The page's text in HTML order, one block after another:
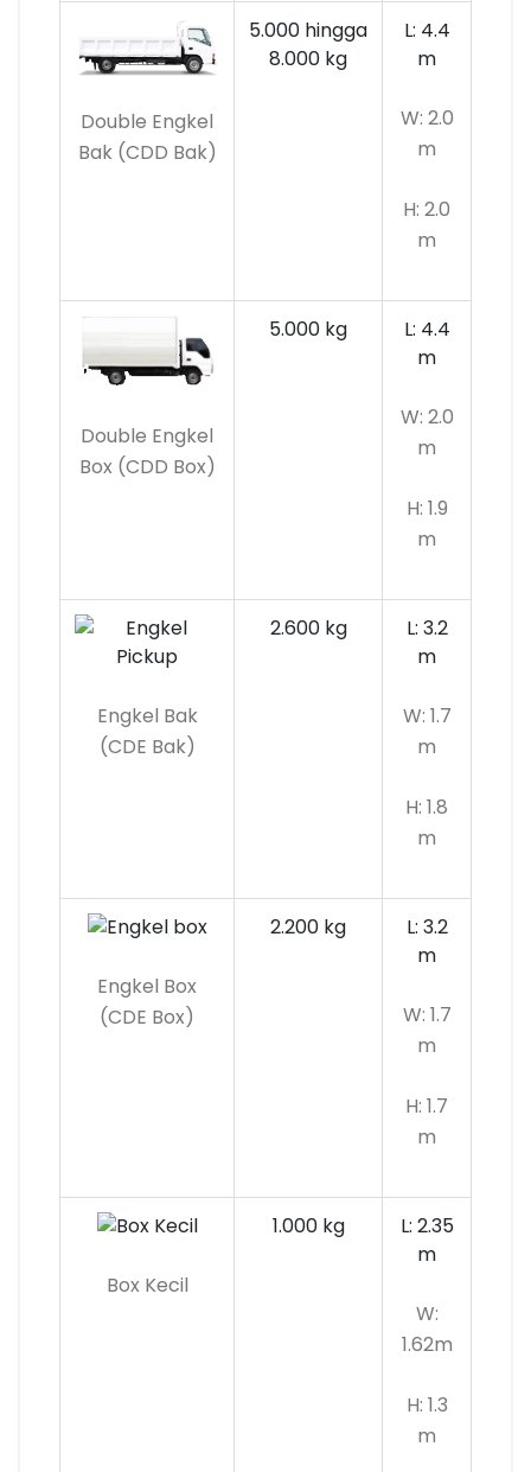
Double Engkel
Bak (CDD Bak)
5.000 hingga
8.000 kg
L: 4.4
m
W: 2.0
m
H: 2.0
m
Double Engkel
Box (CDD Box)
5.000 kg
L: 4.4
m
W: 2.0
m
H: 1.9
m
Engkel Bak
(CDE Bak)
2.600 kg
L: 3.2
m
W: 1.7
m
H: 1.8
m
Engkel Box
(CDE Box)
2.200 kg
L: 3.2
m
W: 1.7
m
H: 1.7
m
Box Kecil
1.000 kg
L: 2.35
m
W:
1.62m
H: 1.3
m